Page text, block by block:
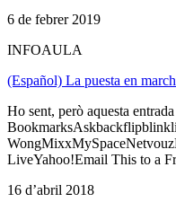
6 de febrer 2019
INFOAULA
(Español) La puesta en
Ho sent, però aquesta
LiveYahoo!Email This to a
16 d’abril 2018